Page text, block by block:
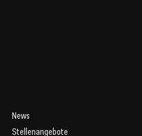
News
Stellenangebote